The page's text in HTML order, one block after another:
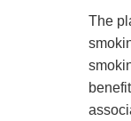
The